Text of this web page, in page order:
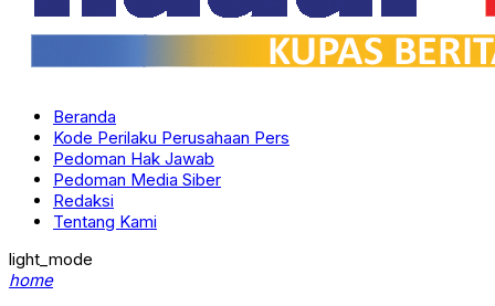
Beranda
Kode Perilaku Perusahaan Pers
Pedoman Hak Jawab
Pedoman Media Siber
Redaksi
Tentang Kami
light_mode
home